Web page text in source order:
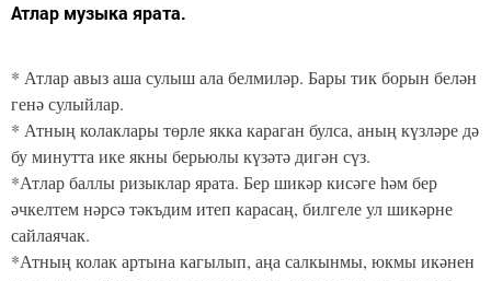
Атлар музыка ярата.
* Атлар авыз аша сулыш ала белмиләр. Бары тик борын белән
генә сулыйлар.
* Атның колаклары төрле якка караган булса, аның күзләре дә
бу минутта ике якны берьюлы күзәтә дигән сүз.
*Атлар баллы ризыклар ярата. Бер шикәр кисәге һәм бер
әчкелтем нәрсә тәкъдим итеп карасаң, билгеле ул шикәрне
сайлаячак.
*Атның колак артына кагылып, аңа салкынмы, юкмы икәнен